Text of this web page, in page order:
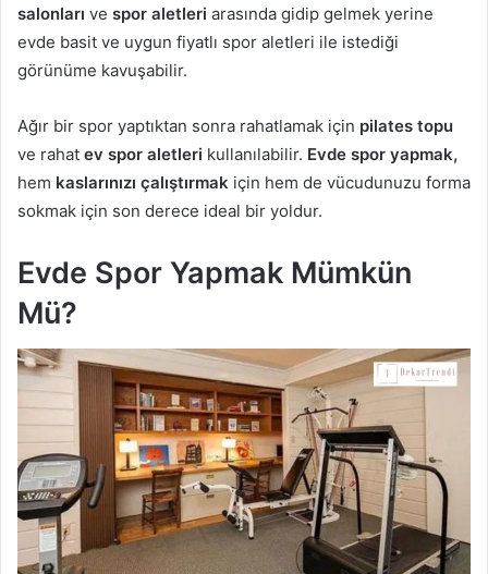
salonları ve spor aletleri arasında gidip gelmek yerine
evde basit ve uygun fiyatlı spor aletleri ile istediği
görünüme kavuşabilir.
Ağır bir spor yaptıktan sonra rahatlamak için pilates topu
ve rahat ev spor aletleri kullanılabilir. Evde spor yapmak,
hem kaslarınızı çalıştırmak için hem de vücudunuzu forma
sokmak için son derece ideal bir yoldur.
Evde Spor Yapmak Mümkün
Mü?